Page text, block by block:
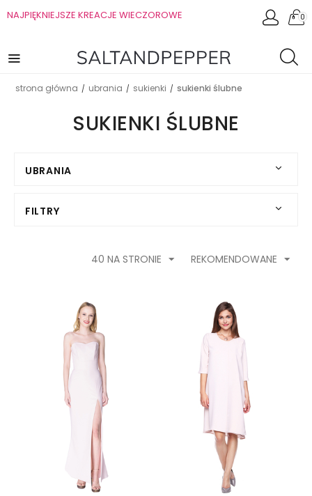
NAJPIĘKNIEJSZE KREACJE WIECZOROWE 0
strona główna / ubrania / sukienki / sukienki ślubne
SUKIENKI ŚLUBNE
UBRANIA
FILTRY
REKOMENDOWANE
40 NA STRONIE